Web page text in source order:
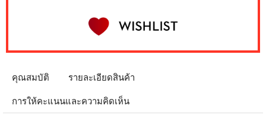
คุณสมบัติ รายละเอียดสินค้า
การให้คะแนนและความคิดเห็น